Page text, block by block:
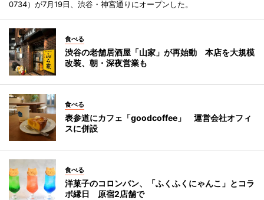
0734）が7月19日、渋谷・神宮通りにオープンした。
食べる
渋谷の老舗居酒屋「山家」が再始動 本店を大規模
改装、朝・深夜営業も
食べる
表参道にカフェ「goodcoffee」 運営会社オフィ
スに併設
食べる
洋菓子のコロンバン、「ふくふくにゃんこ」とコラ
ボ縁日 原宿2店舗で